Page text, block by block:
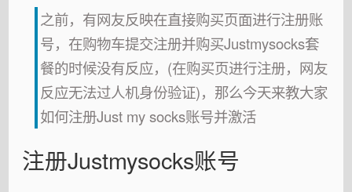
之前，有网友反映在直接购买页面进行注册账
号，在购物车提交注册并购买Justmysocks套
餐的时候没有反应，(在购买页进行注册，网友
反应无法过人机身份验证)，那么今天来教大家
如何注册Just my socks账号并激活
注册Justmysocks账号